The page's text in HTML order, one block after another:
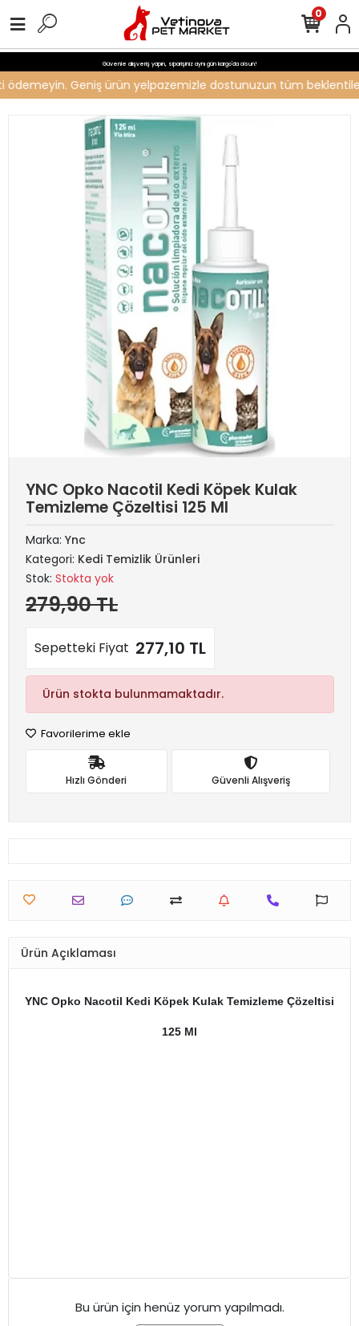
Güvenle alışveriş yapın, siparişiniz aynı gün kargo'da olsun!
Geniş ürün yelpazemizle dostunuzun tüm
0
YNC Opko Nacotil Kedi Köpek Kulak
Temizleme Çözeltisi 125 Ml
Marka: Ync
Kategori: Kedi Temizlik Ürünleri
Stok: Stokta yok
279,90 TL
Sepetteki Fiyat 277,10 TL
Ürün stokta bulunmamaktadır.
Favorilerime ekle
Hızlı Gönderi Güvenli Alışveriş
Ürün Açıklaması
YNC Opko Nacotil Kedi Köpek Kulak Temizleme Çözeltisi
125 Ml
Bu ürün için henüz yorum yapılmadı.